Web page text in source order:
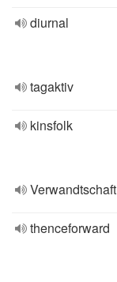
diurnal
tagaktiv
kinsfolk
Verwandtschaft
thenceforward